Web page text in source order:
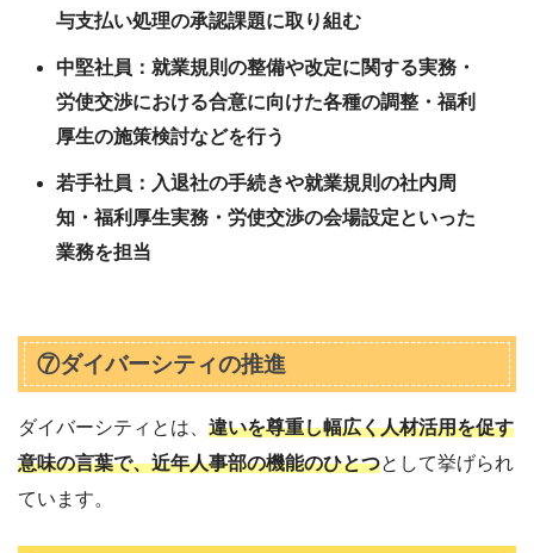
与支払い処理の承認課題に取り組む
中堅社員：就業規則の整備や改定に関する実務・
労使交渉における合意に向けた各種の調整・福利
厚生の施策検討などを行う
若手社員：入退社の手続きや就業規則の社内周
知・福利厚生実務・労使交渉の会場設定といった
業務を担当
⑦ダイバーシティの推進
ダイバーシティとは、 違いを尊重し幅広く人材活用を促す
意味の言葉で、近年人事部の機能のひとつとして挙げられ
ています。